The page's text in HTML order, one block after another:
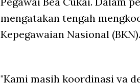
mengatakan tengah
Kepegawaian Nasional (BKN).
"Kami masih koordinasi ya